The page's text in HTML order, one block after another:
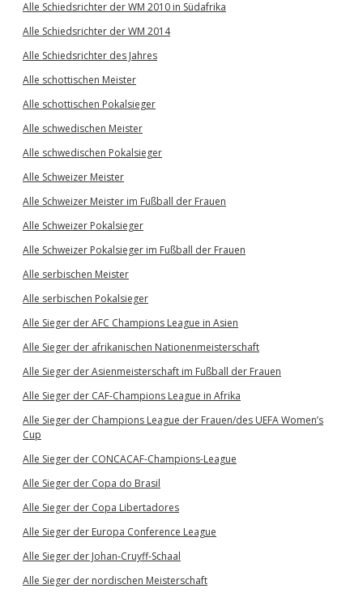
Alle Schiedsrichter der WM 2010 in Südafrika
Alle Schiedsrichter der WM 2014
Alle Schiedsrichter des Jahres
Alle schottischen Meister
Alle schottischen Pokalsieger
Alle schwedischen Meister
Alle schwedischen Pokalsieger
Alle Schweizer Meister
Alle Schweizer Meister im Fußball der Frauen
Alle Schweizer Pokalsieger
Alle Schweizer Pokalsieger im Fußball der Frauen
Alle serbischen Meister
Alle serbischen Pokalsieger
Alle Sieger der AFC Champions League in Asien
Alle Sieger der afrikanischen Nationenmeisterschaft
Alle Sieger der Asienmeisterschaft im Fußball der Frauen
Alle Sieger der CAF-Champions League in Afrika
Alle Sieger der Champions League der Frauen/des UEFA Women’s
Cup
Alle Sieger der CONCACAF-Champions-League
Alle Sieger der Copa do Brasil
Alle Sieger der Copa Libertadores
Alle Sieger der Europa Conference League
Alle Sieger der Johan-Cruyff-Schaal
Alle Sieger der nordischen Meisterschaft